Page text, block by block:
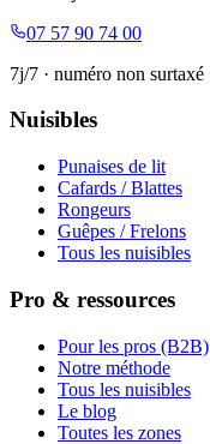
07 57 90 74 00
7j/7 · numéro non surtaxé
Nuisibles
Punaises de lit
Cafards / Blattes
Rongeurs
Guêpes / Frelons
Tous les nuisibles
Pro & ressources
Pour les pros (B2B)
Notre méthode
Tous les nuisibles
Le blog
Toutes les zones